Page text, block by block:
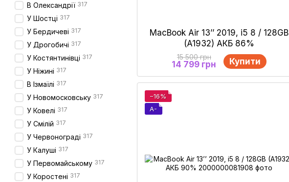
MacBook Air 13’’ 2019, i5 8 / 128GB
(A1932) АКБ 86%
15 500 грн
14 799 грн Купити
−16%
A-
В Олександрії 317
У Шостці 317
У Бердичеві 317
У Дрогобичі 317
У Костянтинівці 317
У Ніжині 317
В Ізмаїлі 317
У Новомосковську 317
У Ковелі 317
У Смілій 317
У Червонограді 317
У Калуші 317
У Первомайському 317
У Коростені 317